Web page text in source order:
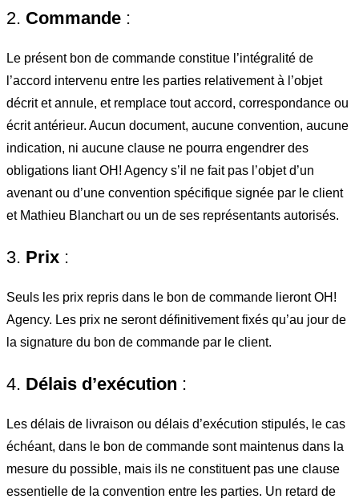
2. Commande :
Le présent bon de commande constitue l’intégralité de
l’accord intervenu entre les parties relativement à l’objet
décrit et annule, et remplace tout accord, correspondance ou
écrit antérieur. Aucun document, aucune convention, aucune
indication, ni aucune clause ne pourra engendrer des
obligations liant OH! Agency s’il ne fait pas l’objet d’un
avenant ou d’une convention spécifique signée par le client
et Mathieu Blanchart ou un de ses représentants autorisés.
3. Prix :
Seuls les prix repris dans le bon de commande lieront OH!
Agency. Les prix ne seront définitivement fixés qu’au jour de
la signature du bon de commande par le client.
4. Délais d’exécution :
Les délais de livraison ou délais d’exécution stipulés, le cas
échéant, dans le bon de commande sont maintenus dans la
mesure du possible, mais ils ne constituent pas une clause
essentielle de la convention entre les parties. Un retard de